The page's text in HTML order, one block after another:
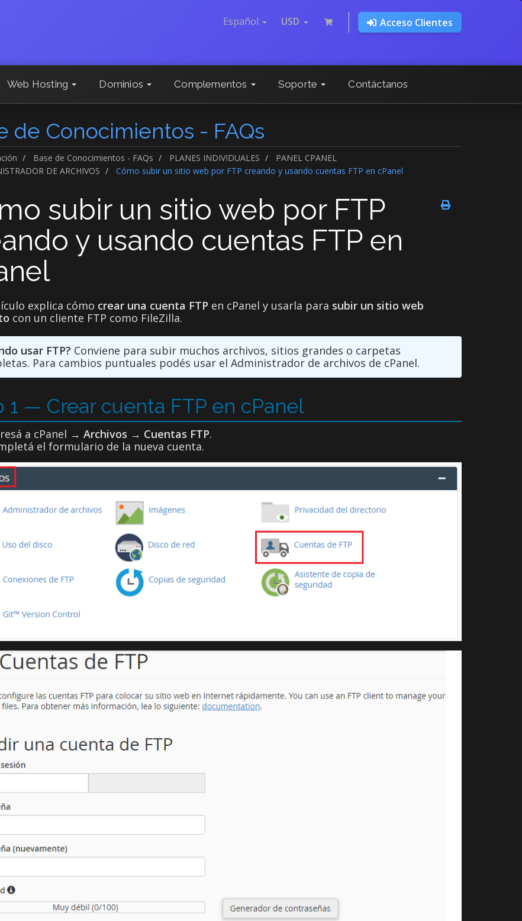
Español USD Acceso Clientes
Web Hosting Dominios Complementos Soporte Contáctanos
de Conocimientos - FAQs
Base de Conocimientos - FAQs PLANES INDIVIDUALES
PANEL CPANEL
DE ARCHIVOS
Cómo subir un sitio web por FTP creando y usando cuentas FTP en cPanel
subir un sitio web por FTP
y usando cuentas FTP en
explica cómo crear una cuenta FTP en cPanel y usarla para subir un sitio web
con un cliente FTP como FileZilla.
usar FTP? Conviene para subir muchos archivos, sitios grandes o carpetas
Para cambios puntuales podés usar el Administrador de archivos de cPanel.
1 — Crear cuenta FTP en cPanel
a cPanel → Archivos → Cuentas FTP.
el formulario de la nueva cuenta.